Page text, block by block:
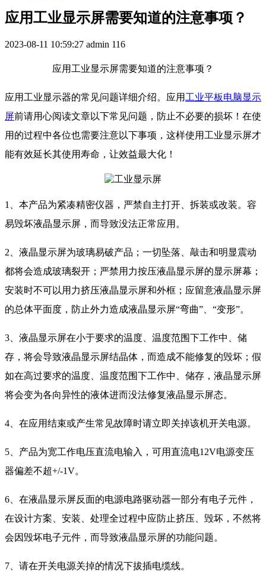
应用工业显示屏需要知道的注意事项？
2023-08-11 10:59:27 admin 116
应用工业显示屏需要知道的注意事项？
应用工业显示器的常见问题详细介绍。应用 工业平板电脑显示
屏前请用心阅读文章以下常见问题，防止不必要的损坏！在使
用的过程中各位也需要注意以下事项，这样使用工业显示屏才
能有效延长其使用寿命，让效益最大化！
1、本产品为紧凑精密仪器，严禁自主打开、拆装或改装。容
易毁坏液晶显示屏，而导致没法正常应用。
2、液晶显示屏为玻璃易破产品；一切坠落、敲击和明显震动
都将会造成玻璃裂开；严禁用力按压液晶显示屏的显示屏幕；
安装时不可以用力挤压液晶显示屏和外框；应留意液晶显示屏
的总体平面度，防止外力造成液晶显示屏“弯曲”、“变形”。
3、液晶显示屏在小于要求的温度、温度范围下工作中、储
存，将会导致液晶显示屏结晶体，而造成不能修复的毁坏；假
如在高过要求的温度、温度范围下工作中、储存，液晶显示屏
将会变为各向异性的液体进而没法修复液晶显示屏态。
4、在应用结束或产生常见故障时请立即关掉该机开关电源。
5、产品为宽工作电压直流电输入，可用直流电12V电源变压
器偏差不超+/-1V。
6、在液晶显示屏反面的电源电路驱动器一部分有电子元件，
在设计方案、安装、处理全过程中应防止挤压、毁坏，不然将
会因毁坏电子元件，而导致液晶显示屏的功能问题。
7、请在开关电源关掉的情况下拔插电缆线。